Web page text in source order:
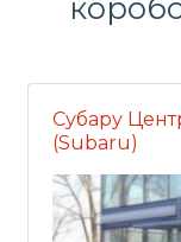
Субару
(Subaru)